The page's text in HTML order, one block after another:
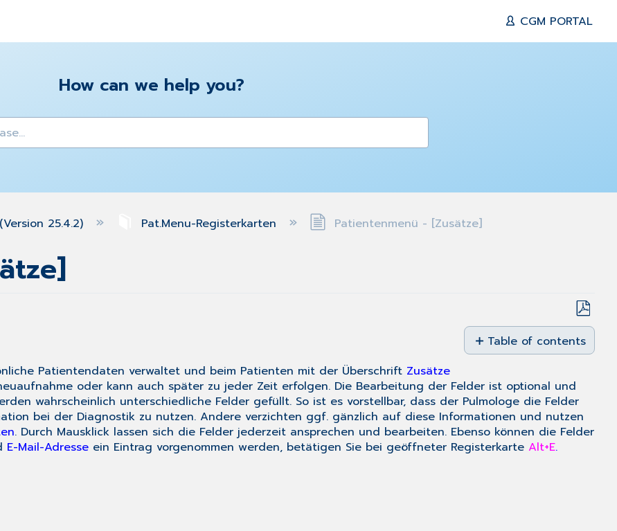
CGM PORTAL
How can we help you?
25.4.2) Pat.Menu-Registerkarten Patientenmenü - [Zusätze]
Save
as
PDF
Table of contents
No
Patientendaten verwaltet und beim Patienten mit der Überschrift Zusätze
oder kann auch später zu jeder Zeit erfolgen. Die Bearbeitung der Felder ist optional und
wahrscheinlich unterschiedliche Felder gefüllt. So ist es vorstellbar, dass der Pulmologe die Felder
bei der Diagnostik zu nutzen. Andere verzichten ggf. gänzlich auf diese Informationen und nutzen
. Durch Mausklick lassen sich die Felder jederzeit ansprechen und bearbeiten. Ebenso können die Felder
E-Mail-Adresse ein Eintrag vorgenommen werden, betätigen Sie bei geöffneter Registerkarte Alt+E.